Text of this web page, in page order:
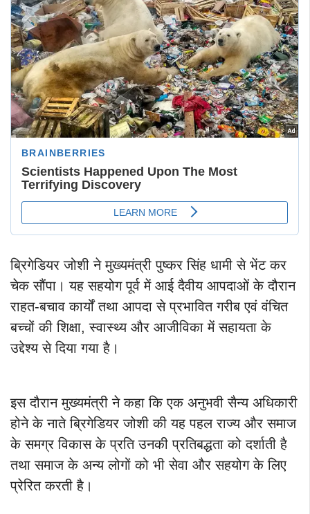
ब्रिगेडियर जोशी ने मुख्यमंत्री पुष्कर सिंह धामी से भेंट कर
चेक सौंपा। यह सहयोग पूर्व में आई दैवीय आपदाओं के दौरान
राहत-बचाव कार्यों तथा आपदा से प्रभावित गरीब एवं वंचित
बच्चों की शिक्षा, स्वास्थ्य और आजीविका में सहायता के
उद्देश्य से दिया गया है।
इस दौरान मुख्यमंत्री ने कहा कि एक अनुभवी सैन्य अधिकारी
होने के नाते ब्रिगेडियर जोशी की यह पहल राज्य और समाज
के समग्र विकास के प्रति उनकी प्रतिबद्धता को दर्शाती है
तथा समाज के अन्य लोगों को भी सेवा और सहयोग के लिए
प्रेरित करती है।